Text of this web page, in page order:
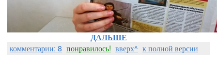
ДАЛЬШЕ
комментарии: 8 понравилось! вверх^ к полной версии